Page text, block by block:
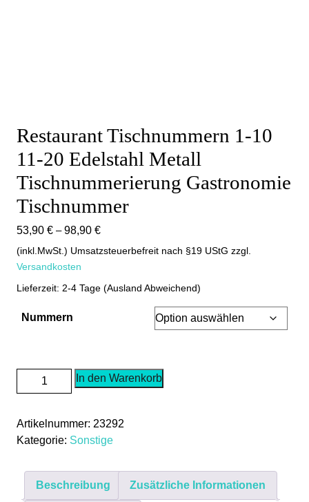
Restaurant Tischnummern 1-10
11-20 Edelstahl Metall
Tischnummerierung Gastronomie
Tischnummer
53,90 € –98,90 €
(inkl.MwSt.) Umsatzsteuerbefreit nach §19 UStG zzgl.
Versandkosten
Lieferzeit: 2-4 Tage (Ausland Abweichend)
Nummern
Restaurant
Tischnummern
10
11-
Edelstahl
Metall
In den Warenkorb
Artikelnummer: 23292
Kategorie: Sonstige
Beschreibung Zusätzliche Informationen